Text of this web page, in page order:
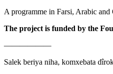
A programme in Farsi, Arabic and
The project is funded by the
——————
Salek beriya niha, komxebata